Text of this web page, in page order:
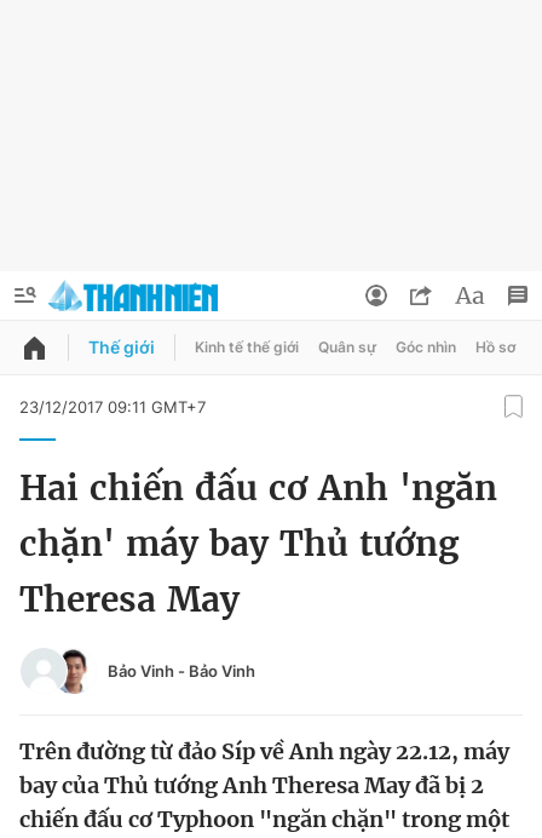
QUẢNG CÁO
Tin thị trường
Video Magazine
Đổi mật khẩu
Tin đã lưu
Tin đã xem
Đăng xuất
Thế giới Kinh tế thế giới Quân sự Góc nhìn Hồ sơ
23/12/2017 09:11 GMT+7
Hai chiến đấu cơ Anh 'ngăn
chặn' máy bay Thủ tướng
Theresa May
Bảo Vinh - Bảo Vinh
Trên đường từ đảo Síp về Anh ngày 22.12, máy
bay của Thủ tướng Anh Theresa May đã bị 2
chiến đấu cơ Typhoon "ngăn chặn" trong một